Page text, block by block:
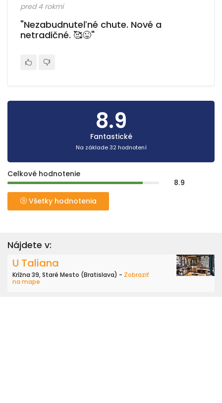
pred 4 rokmi
"Nezabudnuteľné chute. Nové a
netradičné. 🥰😜"
8.9
Fantastické
Na základe 32 hodnotení
Celkové hodnotenie
8.9
Všetky hodnotenia
Nájdete v:
U Taliana
Krížna 39, Staré Mesto (Bratislava) - Zobraziť
na mape